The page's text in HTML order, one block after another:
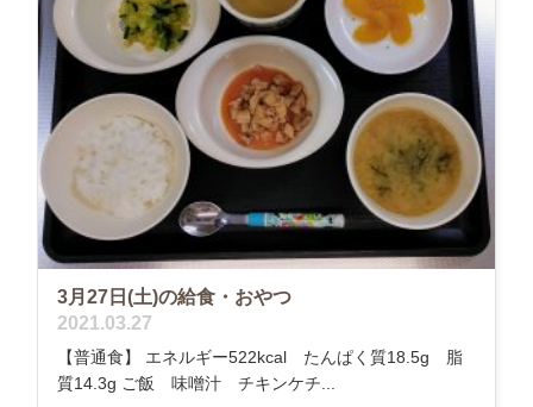
3月27日(土)の給食・おやつ
2021.03.27
【普通食】 エネルギー522kcal たんぱく質18.5g 脂
質14.3g ご飯 味噌汁 チキンケチ...